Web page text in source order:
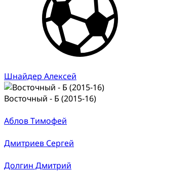
Шнайдер Алексей
Восточный - Б (2015-16)
Аблов Тимофей
Дмитриев Сергей
Долгин Дмитрий